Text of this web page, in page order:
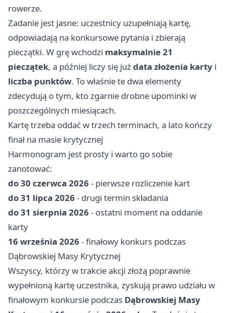
rowerze.
Zadanie jest jasne: uczestnicy uzupełniają kartę,
odpowiadają na konkursowe pytania i zbierają
pieczątki. W grę wchodzi maksymalnie 21
pieczątek, a później liczy się jużdata złożenia karty i
liczba punktów. To właśnie te dwa elementy
zdecydują o tym, kto zgarnie drobne upominki w
poszczególnych miesiącach.
Kartę trzeba oddać w trzech terminach, a lato kończy
finał na masie krytycznej
Harmonogram jest prosty i warto go sobie
zanotować:
do 30 czerwca 2026 - pierwsze rozliczenie kart
do 31 lipca 2026 - drugi termin składania
do 31 sierpnia 2026 - ostatni moment na oddanie
karty
16 września 2026 - finałowy konkurs podczas
Dąbrowskiej Masy Krytycznej
Wszyscy, którzy w trakcie akcji złożą poprawnie
wypełnioną kartę uczestnika, zyskują prawo udziału w
finałowym konkursie podczas Dąbrowskiej Masy